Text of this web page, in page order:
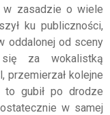
w zasadzie o wiele
ku publiczności,
oddalonej od sceny
się za wokalistką
przemierzał kolejne
to gubił po drodze
w samej